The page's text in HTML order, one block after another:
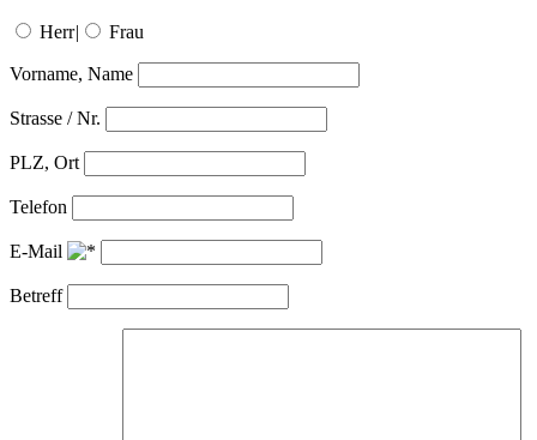
Herr| Frau
Vorname, Name
Strasse / Nr.
PLZ, Ort
Telefon
E-Mail
Betreff